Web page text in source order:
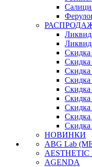
Скидка
Скидка
Скидка
Скидка
Скидка
Скидка
Скидка
Скидка
Скидка
НОВИНКИ
ABG Lab
AGENDA